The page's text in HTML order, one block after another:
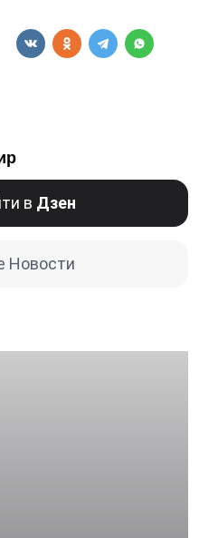
в Дзен
Новости